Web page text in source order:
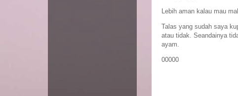
Lebih aman kalau mau
Talas yang sudah saya
atau tidak. Seandainya
ayam.
00000